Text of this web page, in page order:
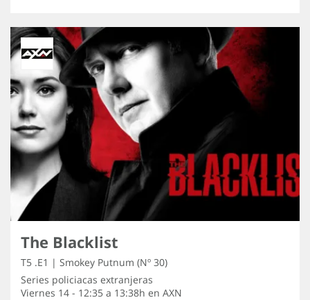
The Blacklist
T5 .E1 | Smokey Putnum (Nº 30)
Series policiacas extranjeras
Viernes 14 - 12:35 a 13:38h en AXN